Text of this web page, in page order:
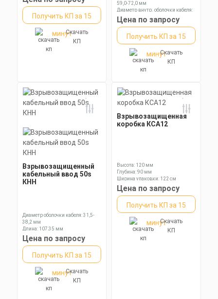
Получить КП за 15
минутСкачать
КП
59,0-72,0 мм
Диаметр внутр. оболочки кабеля:
55,0-62,0 мм
Длина: 118,3 мм
Цена по запросу
Получить КП за 15
минутСкачать
КП
Взрывозащищенный
кабельный ввод 50s
КНН
Диаметр оболочки кабеля: 31,5-
38,2 мм
Длина: 107,35 мм
Ключ: 55 мм
Цена по запросу
Получить КП за 15
минутСкачать
КП
Взрывозащищенная
коробка КСА12
Высота: 120 мм
Глубина: 90 мм
Ширина упаковки: 122 см
Цена по запросу
Получить КП за 15
минутСкачать
КП